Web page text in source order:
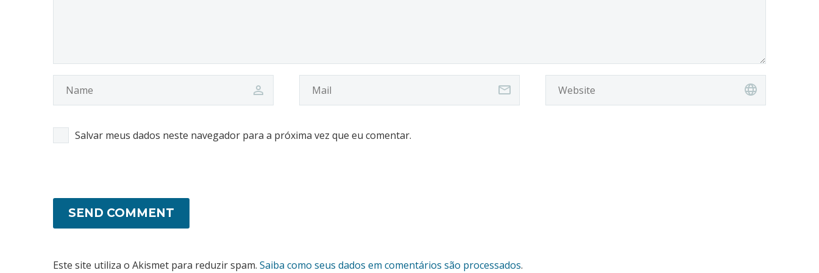
Salvar meus dados neste navegador para a próxima vez que eu comentar.
SEND COMMENT
Este site utiliza o Akismet para reduzir spam. Saiba como seus dados em comentários são processados.